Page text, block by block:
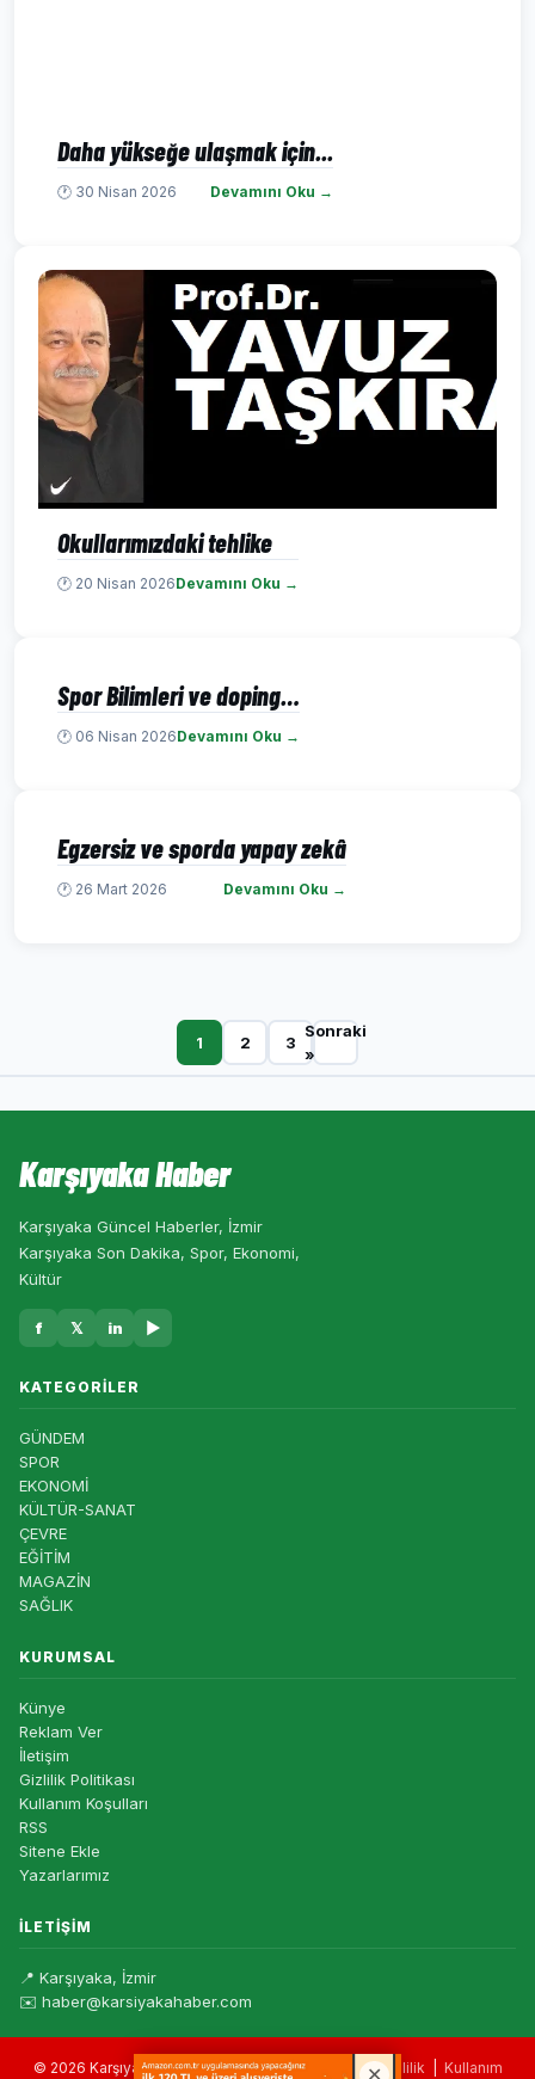
Daha yükseğe ulaşmak için...
🕐 30 Nisan 2026 Devamını Oku →
Okullarımızdaki tehlike
🕐 20 Nisan 2026Devamını Oku →
Spor Bilimleri ve doping…
🕐 06 Nisan 2026Devamını Oku →
Egzersiz ve sporda yapay zekâ
🕐 26 Mart 2026 Devamını Oku →
1 2 3
Sonraki
»
Karşıyaka Haber
Karşıyaka Güncel Haberler, İzmir
Karşıyaka Son Dakika, Spor, Ekonomi,
Kültür
f 𝕏 in ▶
KATEGORILER
GÜNDEM
SPOR
EKONOMİ
KÜLTÜR-SANAT
ÇEVRE
EĞİTİM
MAGAZİN
SAĞLIK
KURUMSAL
Künye
Reklam Ver
İletişim
Gizlilik Politikası
Kullanım Koşulları
RSS
Sitene Ekle
Yazarlarımız
İLETIŞIM
📍 Karşıyaka, İzmir
✉️ haber@karsiyakahaber.com
© 2026 Karşıyaka Haber — Tüm hakları saklıdır. |Gizlilik Kullanım